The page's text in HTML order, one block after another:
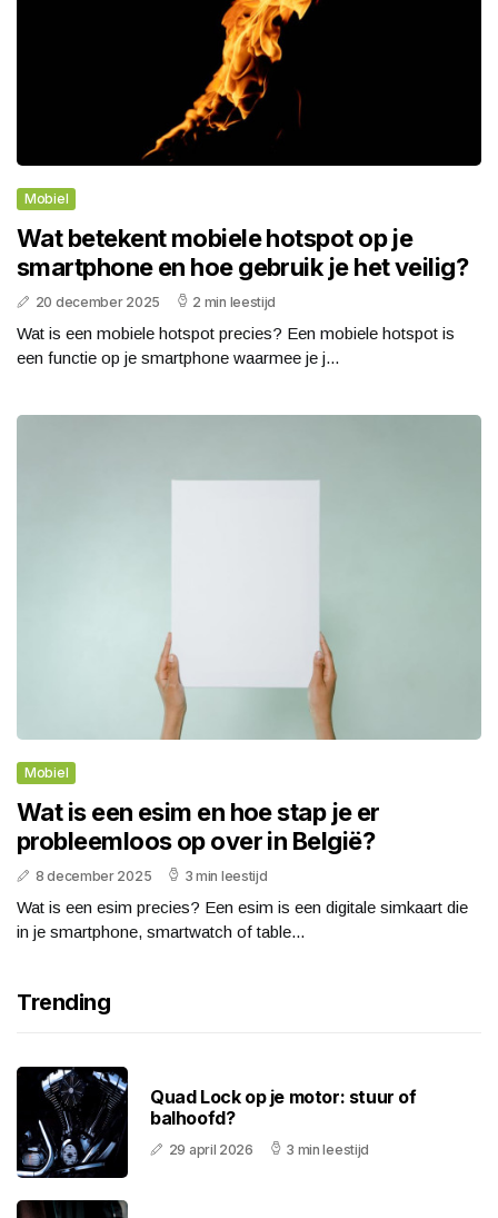
Mobiel
Wat betekent mobiele hotspot op je
smartphone en hoe gebruik je het veilig?
20 december 2025 2 min leestijd
Wat is een mobiele hotspot precies? Een mobiele hotspot is
een functie op je smartphone waarmee je j...
Mobiel
Wat is een esim en hoe stap je er
probleemloos op over in België?
8 december 2025 3 min leestijd
Wat is een esim precies? Een esim is een digitale simkaart die
in je smartphone, smartwatch of table...
Trending
Quad Lock op je motor: stuur of
balhoofd?
29 april 2026 3 min leestijd